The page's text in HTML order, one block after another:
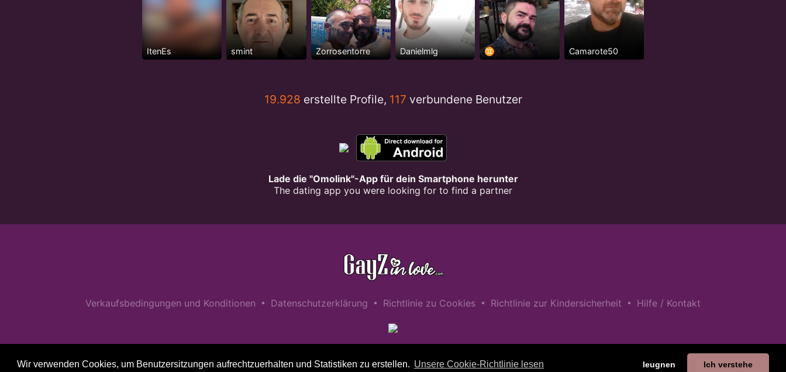
Wir verwenden Cookies, um Benutzersitzungen aufrechtzuerhalten und Statistiken zu erstellen. Unsere Cookie-Richtlinie lesen leugnen Ich verstehe
ItenEs smint Zorrosentorre Danielmlg ♊️ Camarote50
19.928 erstellte Profile, 117 verbundene Benutzer
Lade die "Omolink"-App für dein Smartphone herunter
The dating app you were looking for to find a partner
Verkaufsbedingungen und Konditionen • Datenschutzerklärung • Richtlinie zu Cookies • Richtlinie zur Kindersicherheit • Hilfe / Kontakt